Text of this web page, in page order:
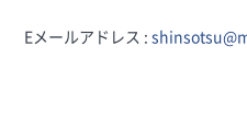
Eメールアドレス :